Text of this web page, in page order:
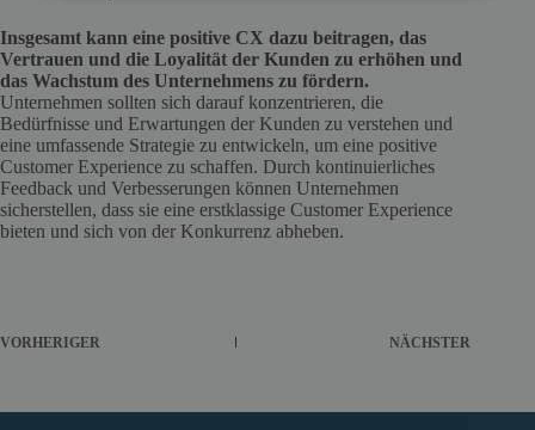
Insgesamt kann eine positive CX dazu beitragen, das
Vertrauen und die Loyalität der Kunden zu erhöhen und
das Wachstum des Unternehmens zu fördern.
Unternehmen sollten sich darauf konzentrieren, die
Bedürfnisse und Erwartungen der Kunden zu verstehen und
eine umfassende Strategie zu entwickeln, um eine positive
Customer Experience zu schaffen. Durch kontinuierliches
Feedback und Verbesserungen können Unternehmen
sicherstellen, dass sie eine erstklassige Customer Experience
bieten und sich von der Konkurrenz abheben.
VORHERIGER NÄCHSTER